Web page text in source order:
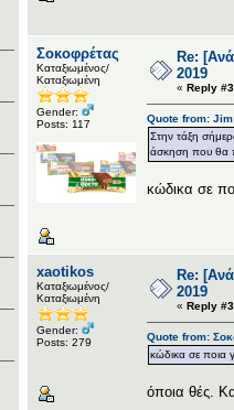
Σοκοφρέτας
Καταξιωμένος/
Καταξιωμένη
Gender:
Posts: 117
Re:
2019
« Reply
Quote from:
Στην τάξη
άσκηση που θα
κώδικα σε
xaotikos
Καταξιωμένος/
Καταξιωμένη
Gender:
Posts: 279
Re:
2019
« Reply
Quote from:
κώδικα σε ποια
όποια θές.